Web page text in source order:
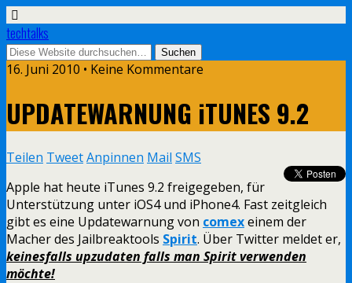
techtalks
16. Juni 2010 • Keine Kommentare
UPDATEWARNUNG iTUNES 9.2
Teilen TweetAnpinnen Mail SMS
Apple hat heute iTunes 9.2 freigegeben, für
Unterstützung unter iOS4 und iPhone4. Fast zeitgleich
gibt es eine Updatewarnung von comexeinem der
Macher des Jailbreaktools Spirit. Über Twitter meldet er,
keinesfalls upzudaten falls man Spirit verwenden
möchte!